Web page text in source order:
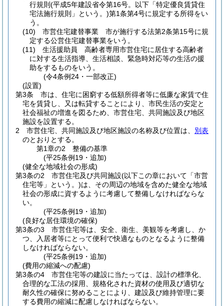
行規則 (平成5年建設省令第16号。以下「特定優良賃貸住
宅法施行規則」という。)第1条第4号に規定する所得をい
う。
(10)
市営住宅建替事業 市が施行する法第2条第15号に規
定する公営住宅建替事業をいう。
(11)
生活援助員 高齢者専用市営住宅に居住する高齢者
に対する生活指導、生活相談、緊急時対応等の生活の援
助をするものをいう。
(令4条例24・一部改正)
(設置)
第3条
市は、住宅に困窮する低額所得者等に低廉な家賃で住
宅を賃貸し、又は転貸することにより、市民生活の安定と
社会福祉の増進を図るため、市営住宅、共同施設及び地区
施設を設置する。
2
市営住宅、共同施設及び地区施設の名称及び位置は、 別表
のとおりとする。
第1章の2
整備の基準
(平25条例19・追加)
(健全な地域社会の形成)
第3条の2
市営住宅及び共同施設(以下この章において「市営
住宅等」という。)は、その周辺の地域を含めた健全な地域
社会の形成に資するように考慮して整備しなければならな
い。
(平25条例19・追加)
(良好な居住環境の確保)
第3条の3
市営住宅等は、安全、衛生、美観等を考慮し、か
つ、入居者等にとって便利で快適なものとなるように整備
しなければならない。
(平25条例19・追加)
(費用の縮減への配慮)
第3条の4
市営住宅等の建設に当たっては、設計の標準化、
合理的な工法の採用、規格化された資材の使用及び適切な
耐久性の確保に努めることにより、建設及び維持管理に要
する費用の縮減に配慮しなければならない。